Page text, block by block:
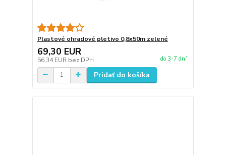
Plastové ohradové pletivo 0,8x50m zelené
69,30 EUR
56,34 EUR bez DPH do 3-7 dní
Pridať do košíka